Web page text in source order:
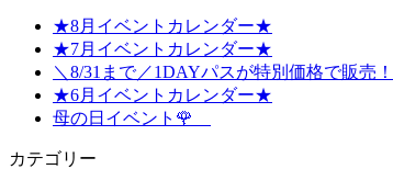
★8月イベントカレンダー★
★7月イベントカレンダー★
＼8/31まで／1DAYパスが特別価格で販売！
★6月イベントカレンダー★
母の日イベント🌹
カテゴリー